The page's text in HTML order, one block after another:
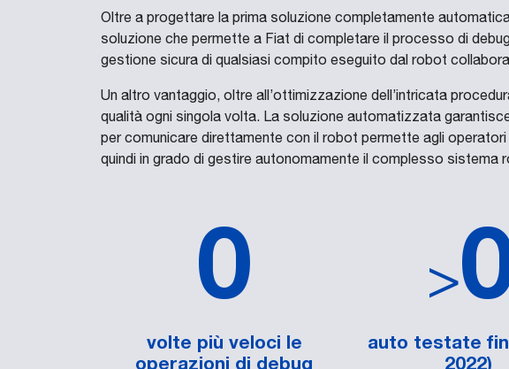
Oltre a progettare la prima soluzione completamente
soluzione che permette a Fiat di completare il processo di
gestione sicura di qualsiasi compito eseguito dal robot
Un altro vantaggio, oltre all’ottimizzazione dell’intricata
qualità ogni singola volta. La soluzione automatizzata
per comunicare direttamente con il robot permette agli
quindi in grado di gestire autonomamente il complesso
0
volte più veloci le
operazioni di debug
>
auto testate
2022)